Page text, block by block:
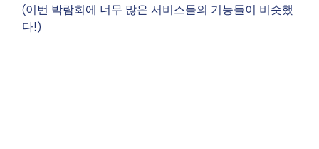
(이번 박람회에 너무 많은 서비스들의 기능들이 비슷했
다!)